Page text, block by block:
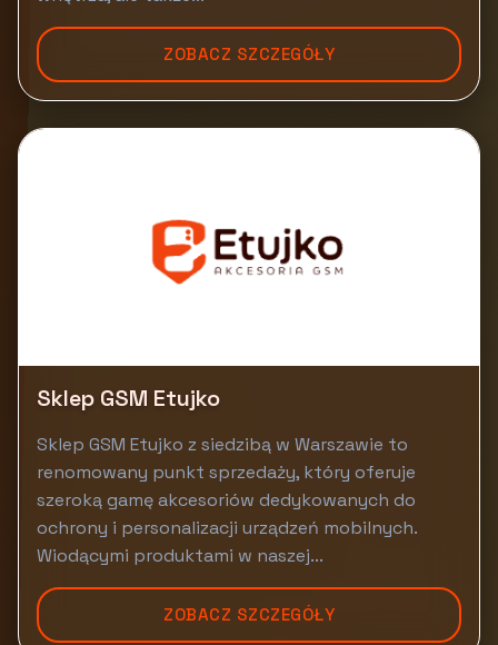
ZOBACZ SZCZEGÓŁY
Sklep GSM Etujko
Sklep GSM Etujko z siedzibą w Warszawie to
renomowany punkt sprzedaży, który oferuje
szeroką gamę akcesoriów dedykowanych do
ochrony i personalizacji urządzeń mobilnych.
Wiodącymi produktami w naszej...
ZOBACZ SZCZEGÓŁY